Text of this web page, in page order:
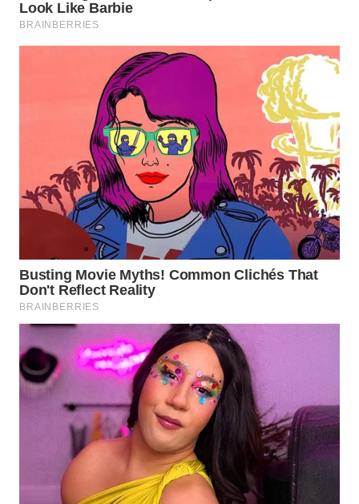
WN
CIANJUR
WN
KEPULAUAN
WN
TANGERANG
WN
BINJAI
WN
CIREBON
WN
INDRAMAYU